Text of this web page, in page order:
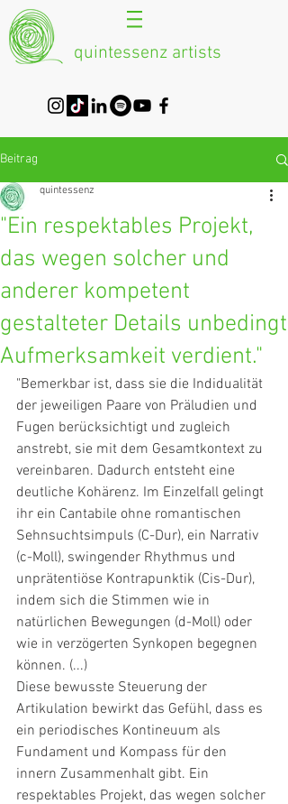
quintessenz artists
Beitrag
"Ein respektables Projekt,
das wegen solcher und
anderer kompetent
gestalteter Details unbedingt
Aufmerksamkeit verdient."
quintessenz
"Bemerkbar ist, dass sie die Indidualität
der jeweiligen Paare von Präludien und
Fugen berücksichtigt und zugleich
anstrebt, sie mit dem Gesamtkontext zu
vereinbaren. Dadurch entsteht eine
deutliche Kohärenz. Im Einzelfall gelingt
ihr ein Cantabile ohne romantischen
Sehnsuchtsimpuls (C-Dur), ein Narrativ
(c-Moll), swingender Rhythmus und
unprätentiöse Kontrapunktik (Cis-Dur),
indem sich die Stimmen wie in
natürlichen Bewegungen (d-Moll) oder
wie in verzögerten Synkopen begegnen
können. (...)
Diese bewusste Steuerung der
Artikulation bewirkt das Gefühl, dass es
ein periodisches Kontineuum als
Fundament und Kompass für den
innern Zusammenhalt gibt. Ein
respektables Projekt, das wegen solcher